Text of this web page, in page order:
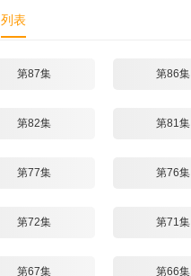
列表
第87集 第86集
第82集 第81集
第77集 第76集
第72集 第71集
第67集 第66集